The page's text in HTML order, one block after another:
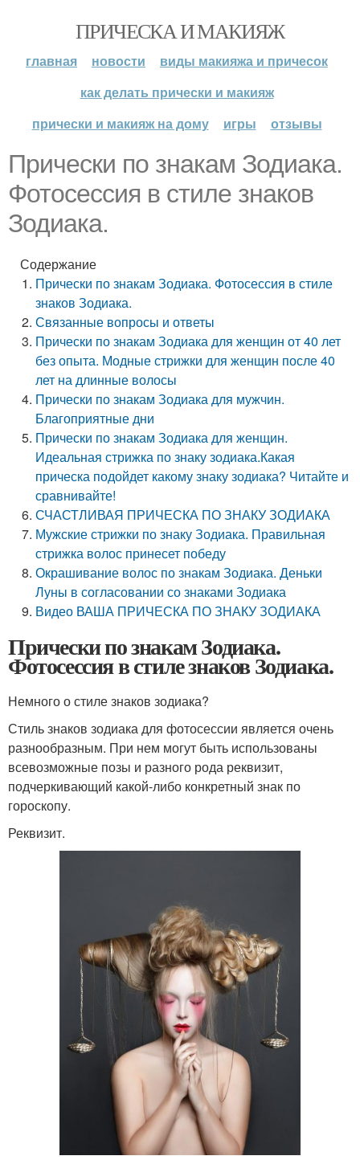
ПРИЧЕСКА И МАКИЯЖ
главная новости
виды макияжа и причесок
как делать прически и макияж
прически и макияж на дому
игры отзывы
Прически по знакам Зодиака.
Фотосессия в стиле знаков
Зодиака.
Содержание
Прически по знакам Зодиака. Фотосессия в стиле
знаков Зодиака.
Связанные вопросы и ответы
Прически по знакам Зодиака для женщин от 40 лет
без опыта. Модные стрижки для женщин после 40
лет на длинные волосы
Прически по знакам Зодиака для мужчин.
Благоприятные дни
Прически по знакам Зодиака для женщин.
Идеальная стрижка по знаку зодиака.Какая
прическа подойдет какому знаку зодиака? Читайте и
сравнивайте!
СЧАСТЛИВАЯ ПРИЧЕСКА ПО ЗНАКУ ЗОДИАКА
Мужские стрижки по знаку Зодиака. Правильная
стрижка волос принесет победу
Окрашивание волос по знакам Зодиака. Деньки
Луны в согласовании со знаками Зодиака
Видео ВАША ПРИЧЕСКА ПО ЗНАКУ ЗОДИАКА
Прически по знакам Зодиака.
Фотосессия в стиле знаков Зодиака.
Немного о стиле знаков зодиака?
Стиль знаков зодиака для фотосессии является очень
разнообразным. При нем могут быть использованы
всевозможные позы и разного рода реквизит,
подчеркивающий какой-либо конкретный знак по
гороскопу.
Реквизит.